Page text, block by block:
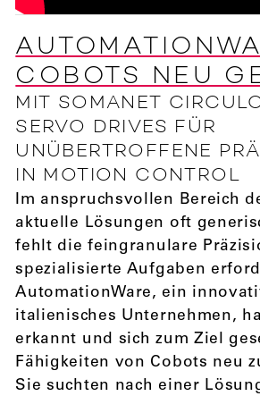
COBOTS NEU
MIT SOMANET
SERVO DRIVES FÜR
UNÜBERTROFFENE
IN MOTION CONTROL
Im anspruchsvollen Bereich
aktuelle Lösungen oft
fehlt die feingranulare
spezialisierte Aufgaben
AutomationWare, ein
italienisches Unternehmen,
erkannt und sich zum Ziel
Fähigkeiten von Cobots neu
Sie suchten nach einer